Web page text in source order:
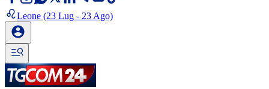
Leone (23 Lug - 23 Ago)